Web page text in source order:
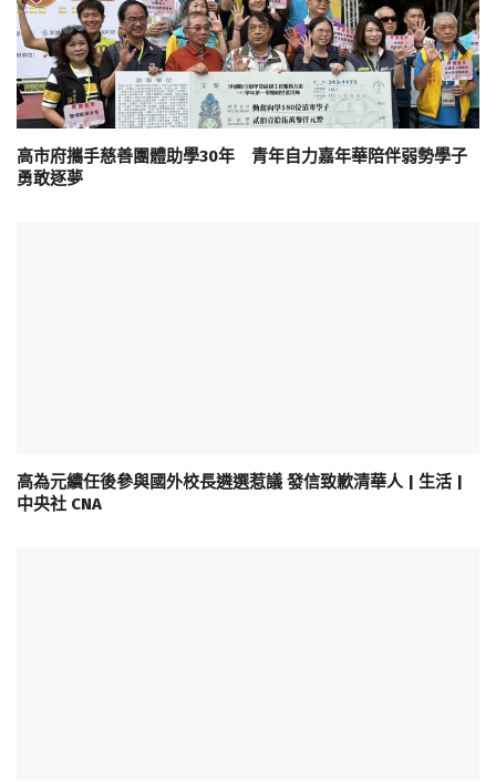
高市府攜手慈善團體助學30年 青年自力嘉年華陪伴弱勢學子
勇敢逐夢
高為元續任後參與國外校長遴選惹議 發信致歉清華人 | 生活 |
中央社 CNA